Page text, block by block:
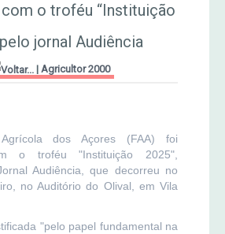
Concursos Micaelenses
AGRÍCOLA DE SANTANA
o troféu “Instituição
jornal Audiência
| Agricultor 2000
dos Açores (FAA) foi
o troféu "Instituição 2025",
Audiência, que decorreu no
no Auditório do Olival, em Vila
"pelo papel fundamental na